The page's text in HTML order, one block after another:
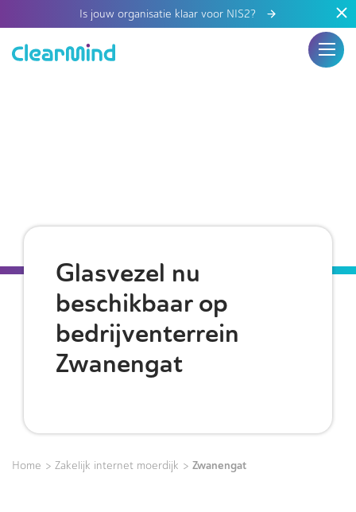
Is jouw organisatie klaar voor NIS2?
Glasvezel nu
beschikbaar op
bedrijventerrein
Zwanengat
Home > Zakelijk internet moerdijk > Zwanengat